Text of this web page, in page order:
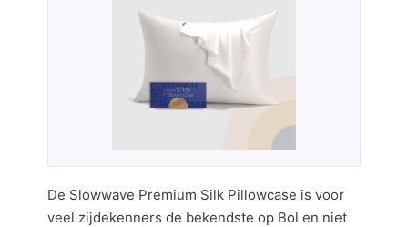
De Slowwave Premium Silk Pillowcase is voor
veel zijdekenners de bekendste op Bol en niet